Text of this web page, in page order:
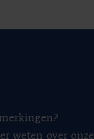
weten over onze